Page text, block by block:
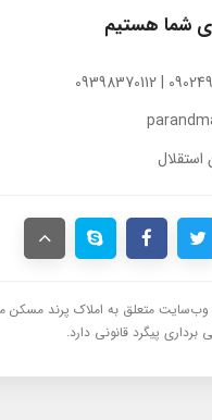
شما هستیم
متعلق به املاک پرند مسکن
برداری پیگرد قانونی دارد.